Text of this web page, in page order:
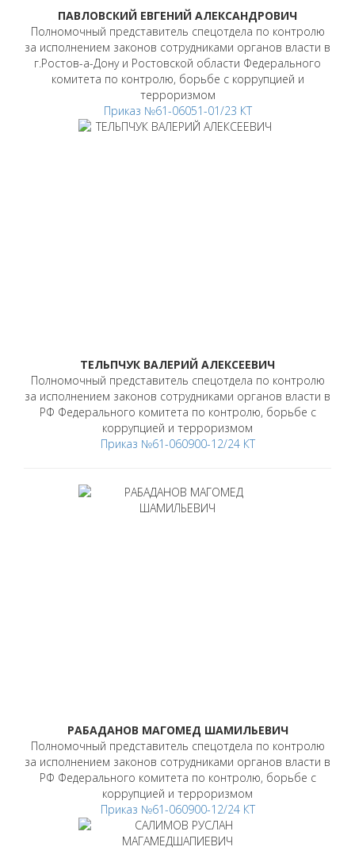
ПАВЛОВСКИЙ ЕВГЕНИЙ АЛЕКСАНДРОВИЧ
Полномочный представитель спецотдела по контролю
за исполнением законов сотрудниками органов власти в
г.Ростов-а-Дону и Ростовской области Федерального
комитета по контролю, борьбе с коррупцией и
терроризмом
Приказ №61-06051-01/23 КТ
ТЕЛЬПЧУК ВАЛЕРИЙ АЛЕКСЕЕВИЧ
Полномочный представитель спецотдела по контролю
за исполнением законов сотрудниками органов власти в
РФ Федерального комитета по контролю, борьбе с
коррупцией и терроризмом
Приказ №61-060900-12/24 КТ
РАБАДАНОВ МАГОМЕД ШАМИЛЬЕВИЧ
Полномочный представитель спецотдела по контролю
за исполнением законов сотрудниками органов власти в
РФ Федерального комитета по контролю, борьбе с
коррупцией и терроризмом
Приказ №61-060900-12/24 КТ